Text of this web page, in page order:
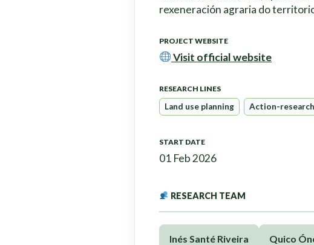
rexeneración agraria do
PROJECT WEBSITE
Visit official website
RESEARCH LINES
Land use planning Action-research
START DATE
01 Feb 2026
RESEARCH TEAM
Inés Santé Riveira Quico